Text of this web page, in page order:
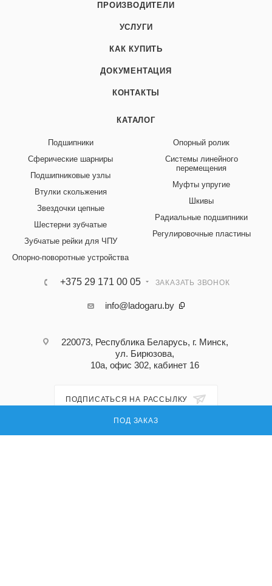
ПОД ЗАКАЗ
ПРОИЗВОДИТЕЛИ
УСЛУГИ
КАК КУПИТЬ
ДОКУМЕНТАЦИЯ
КОНТАКТЫ
КАТАЛОГ
Подшипники
Сферические шарниры
Подшипниковые узлы
Втулки скольжения
Звездочки цепные
Шестерни зубчатые
Зубчатые рейки для ЧПУ
Опорно-поворотные устройства
Опорный ролик
Системы линейного
перемещения
Муфты упругие
Шкивы
Радиальные подшипники
Регулировочные пластины
+375 29 171 00 05 ЗАКАЗАТЬ ЗВОНОК
info@ladogaru.by
220073, Республика Беларусь, г. Минск,
ул. Бирюзова,
10а, офис 302, кабинет 16
ПОДПИСАТЬСЯ НА РАССЫЛКУ